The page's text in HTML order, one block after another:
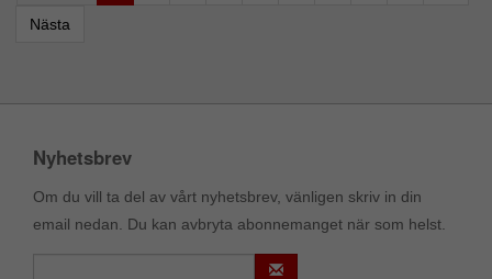
Nästa
Nyhetsbrev
Om du vill ta del av vårt nyhetsbrev, vänligen skriv in din
email nedan. Du kan avbryta abonnemanget när som helst.